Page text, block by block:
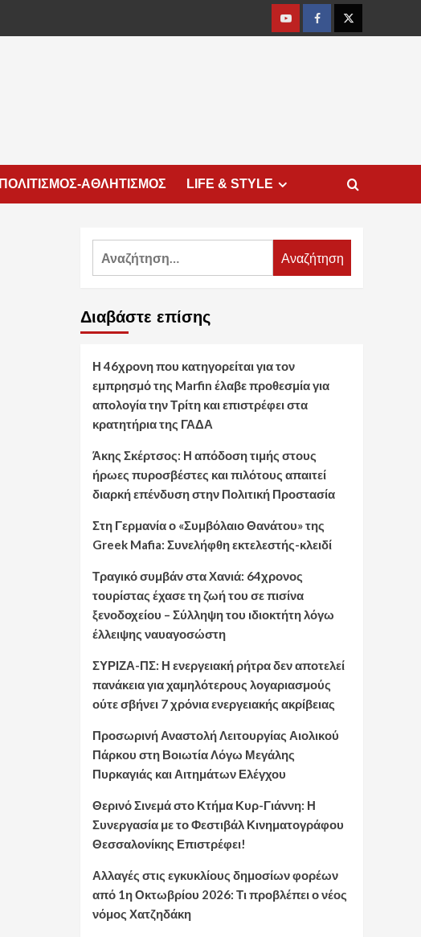
YoutubeFacebookTwitter
ΠΟΛΙΤΙΣΜΟΣ-ΑΘΛΗΤΙΣΜΟΣ LIFE & STYLE
Αναζήτηση
Διαβάστε επίσης
Η 46χρονη που κατηγορείται για τον
εμπρησμό της Marfin έλαβε προθεσμία για
απολογία την Τρίτη και επιστρέφει στα
κρατητήρια της ΓΑΔΑ
Άκης Σκέρτσος: Η απόδοση τιμής στους
ήρωες πυροσβέστες και πιλότους απαιτεί
διαρκή επένδυση στην Πολιτική Προστασία
Στη Γερμανία ο «Συμβόλαιο Θανάτου» της
Greek Mafia: Συνελήφθη εκτελεστής-κλειδί
Τραγικό συμβάν στα Χανιά: 64χρονος
τουρίστας έχασε τη ζωή του σε πισίνα
ξενοδοχείου – Σύλληψη του ιδιοκτήτη λόγω
έλλειψης ναυαγοσώστη
ΣΥΡΙΖΑ-ΠΣ: Η ενεργειακή ρήτρα δεν αποτελεί
πανάκεια για χαμηλότερους λογαριασμούς
ούτε σβήνει 7 χρόνια ενεργειακής ακρίβειας
Προσωρινή Αναστολή Λειτουργίας Αιολικού
Πάρκου στη Βοιωτία Λόγω Μεγάλης
Πυρκαγιάς και Αιτημάτων Ελέγχου
Θερινό Σινεμά στο Κτήμα Κυρ-Γιάννη: Η
Συνεργασία με το Φεστιβάλ Κινηματογράφου
Θεσσαλονίκης Επιστρέφει!
Αλλαγές στις εγκυκλίους δημοσίων φορέων
από 1η Οκτωβρίου 2026: Τι προβλέπει ο νέος
νόμος Χατζηδάκη